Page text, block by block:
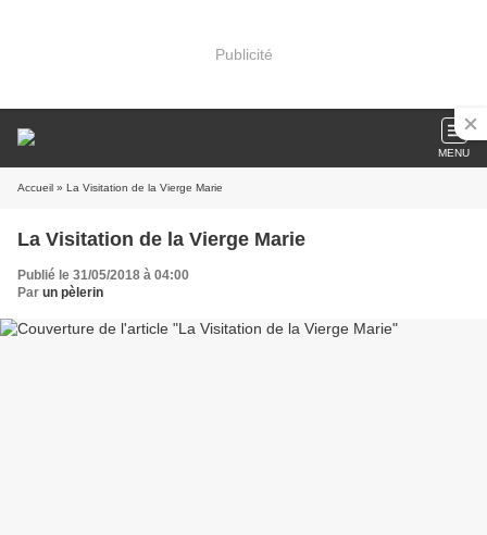
Publicité
MENU
Accueil » La Visitation de la Vierge Marie
La Visitation de la Vierge Marie
Publié le 31/05/2018 à 04:00
Par un pèlerin